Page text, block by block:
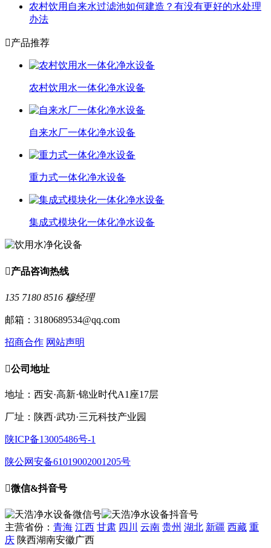
农村饮用自来水过滤池如何建造？有没有更好的水处理
办法
产品推荐
农村饮用水一体化净水设备
自来水厂一体化净水设备
重力式一体化净水设备
集成式模块化一体化净水设备
产品咨询热线
135 7180 8516 穆经理
邮箱：3180689534@qq.com
招商合作 网站声明
公司地址
地址：西安·高新·锦业时代A1座17层
厂址：陕西·武功·三元科技产业园
陕ICP备13005486号-1
陕公网安备61019002001205号
微信&抖音号
主营省份： 青海 江西 甘肃 四川 云南 贵州 湖北 新疆 西藏 重
庆 陕西湖南安徽广西